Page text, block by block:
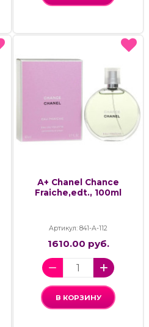
А+ Chanel Chance
Fraiche,edt., 100ml
Артикул: 841-А-112
1610.00 руб.
В КОРЗИНУ